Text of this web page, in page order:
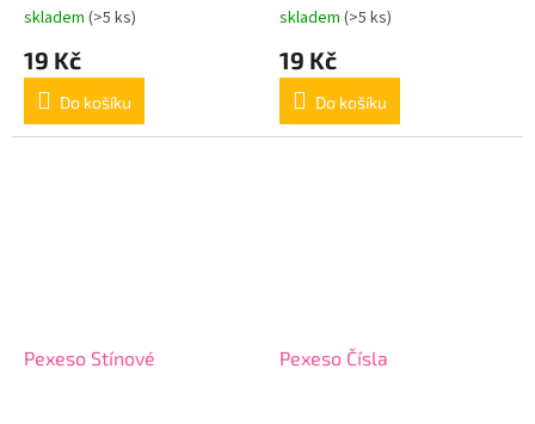
skladem (>5 ks)
19 Kč
Do košíku
skladem (>5 ks)
19 Kč
Do košíku
Pexeso Stínové Pexeso Čísla